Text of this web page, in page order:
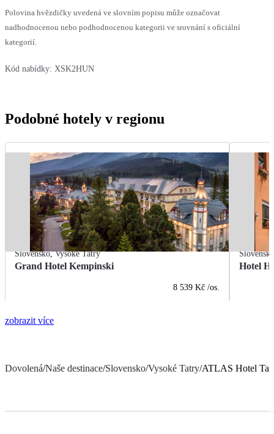
Polovina hvězdičky uvedená ve slovním popisu může označovat
nadhodnocenou nebo podhodnocenou kategorii ve srovnání s oficiální
kategorií.
Kód nabídky: XSK2HUN
Podobné hotely v regionu
Slovensko,Vysoké Tatry
Grand Hotel Kempinski
8 539 Kč /os.
Hotel
zobrazit více
Dovolená/Naše destinace/Slovensko/Vysoké Tatry/ATLAS Hotel